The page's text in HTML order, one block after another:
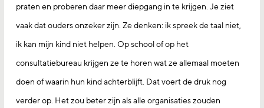
praten en proberen daar meer diepgang in te krijgen. Je ziet
vaak dat ouders onzeker zijn. Ze denken: ik spreek de taal niet,
ik kan mijn kind niet helpen. Op school of op het
consultatiebureau krijgen ze te horen wat ze allemaal moeten
doen of waarin hun kind achterblijft. Dat voert de druk nog
verder op. Het zou beter zijn als alle organisaties zouden